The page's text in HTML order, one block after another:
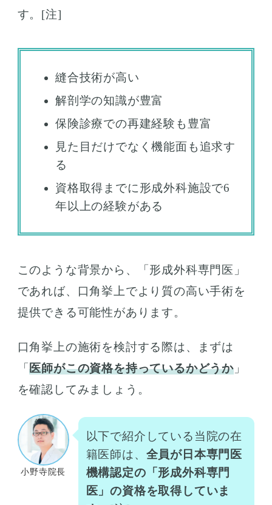
す。[注]
縫合技術が高い
解剖学の知識が豊富
保険診療での再建経験も豊富
見た目だけでなく機能面も追求す
る
資格取得までに形成外科施設で6
年以上の経験がある
このような背景から、「形成外科専門医」
であれば、口角挙上でより質の高い手術を
提供できる可能性があります。
口角挙上の施術を検討する際は、まずは
「医師がこの資格を持っているかどうか 」
を確認してみましょう。
小野寺院長
以下で紹介している当院の在
籍医師は、 全員が日本専門医
機構認定の「形成外科専門
医」の資格を取得していま